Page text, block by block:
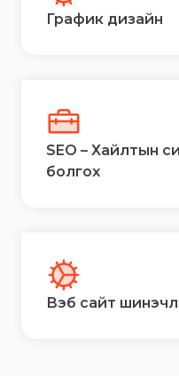
График дизайн
SEO – Хайлтын
болгох
Вэб сайт